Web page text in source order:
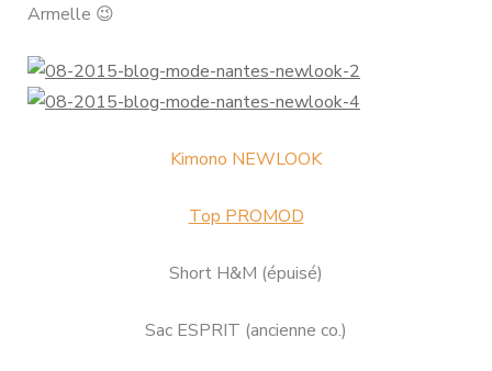
Armelle 😉
Kimono NEWLOOK
Top PROMOD
Short H&M (épuisé)
Sac ESPRIT (ancienne co.)